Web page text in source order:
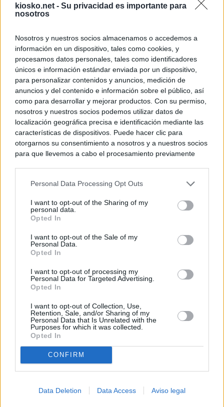
kiosko.net - Su privacidad es importante para
nosotros
Nosotros y nuestros socios almacenamos o accedemos a
información en un dispositivo, tales como cookies, y
procesamos datos personales, tales como identificadores
únicos e información estándar enviada por un dispositivo,
para personalizar contenidos y anuncios, medición de
anuncios y del contenido e información sobre el público, así
como para desarrollar y mejorar productos. Con su permiso,
nosotros y nuestros socios podemos utilizar datos de
localización geográfica precisa e identificación mediante las
características de dispositivos. Puede hacer clic para
otorgarnos su consentimiento a nosotros y a nuestros socios
para que llevemos a cabo el procesamiento previamente
negar su consentimiento. Tenga en cuenta que algún
de su consentimiento, pero usted tiene el derecho de
rechazar tal procesamiento. Sus preferencias se aplicarán
cualquier momento entrando de nuevo en este sitio web o
visitando nuestra política de privacidad.
Personal Data Processing Opt Outs
I want to opt-out of the Sharing of my
personal data.
Opted In
I want to opt-out of the Sale of my
Personal Data.
Opted In
I want to opt-out of processing my
Personal Data for Targeted Advertising.
Opted In
I want to opt-out of Collection, Use,
Retention, Sale, and/or Sharing of my
Personal Data that Is Unrelated with the
Purposes for which it was collected.
Opted In
CONFIRM
Data Deletion Data Access Aviso legal